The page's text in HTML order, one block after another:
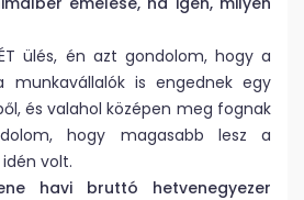
ülés, én azt gondolom, hogy a
munkavállalók is engednek egy
és valahol középen meg fognak
hogy magasabb lesz a
volt.
havi bruttó hetvenegyezer